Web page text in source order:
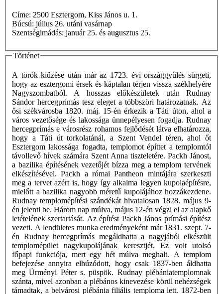
Címe: 2500 Esztergom, Kiss János u. 1.
Búcsú: július 26. utáni vasárnap
Szentségimádás: január 25. és augusztus 25.
Történet
A török kiűzése után már az 1723. évi országgyűlés sürgeti,
hogy az esztergomi érsek és káptalan térjen vissza székhelyére
Nagyszombatból. A hosszas elôkészületek után Rudnay
Sándor hercegprímás tesz eleget a többszöri határozatnak. Az
ősi székvárosba 1820. máj. 15-én érkezik a Táti úton, ahol a
város vezetősége és lakossága ünnepélyesen fogadja. Rudnay
hercegprímás e városrész rohamos fejlődését látva elhatározza,
hogy a Táti út torkolatánál, a Szent Vendel téren, ahol őt
Esztergom lakossága fogadta, templomot építtet a templomtól
távollevő hívek számára Szent Anna tiszteletére. Packh Jánost,
a bazilika építésének vezetőjét bízza meg a templom tervének
elkészítésével. Packh a római Pantheon mintájára szerkeszti
meg a tervet azért is, hogy így alkalma legyen kupolaépítésre,
mielőtt a bazilika nagyobb méretű kupolájához hozzákezdene.
Rudnay templomépítési szándékát hivatalosan 1828. május 9-
én jelenti be. Három nap múlva, május 12-én végzi el az alapkő
letételének szertartását. Az építést Packh János prímási építész
vezeti. A lendületes munka eredményeként már 1831. szept. 7-
én Rudnay hercegprímás megáldhatta a nagyjából elkészült
templomépület nagykupolájának keresztjét. Ez volt utolsó
főpapi funkciója, mert egy hét múlva meghalt. A templom
befejezése annyira elhúzódott, hogy csak 1837-ben áldhatta
meg Ürményi Péter s. püspök. Rudnay plébániatemplomnak
szánta, mivel azonban a plébános kinevezése körül nehézségek
támadtak, a belvárosi plébánia filiális temploma lett. 1872-ben